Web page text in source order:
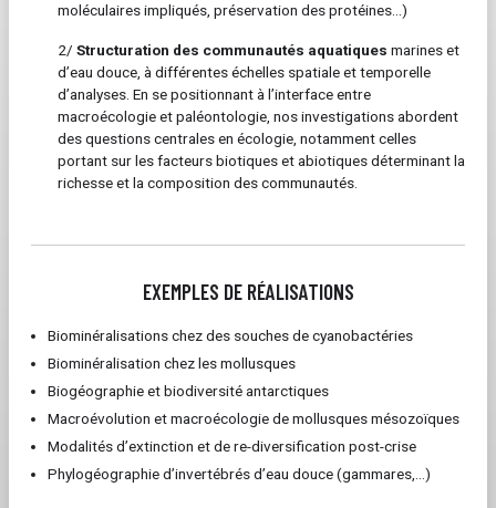
moléculaires impliqués, préservation des protéines...)
2/ Structuration des communautés aquatiques marines et
d’eau douce, à différentes échelles spatiale et temporelle
d’analyses. En se positionnant à l’interface entre
macroécologie et paléontologie, nos investigations abordent
des questions centrales en écologie, notamment celles
portant sur les facteurs biotiques et abiotiques déterminant la
richesse et la composition des communautés.
EXEMPLES DE RÉALISATIONS
Biominéralisations chez des souches de cyanobactéries
Biominéralisation chez les mollusques
Biogéographie et biodiversité antarctiques
Macroévolution et macroécologie de mollusques mésozoïques
Modalités d’extinction et de re-diversification post-crise
Phylogéographie d’invertébrés d’eau douce (gammares,…)